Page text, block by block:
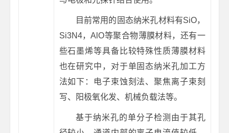
目前常用的固态纳米孔材料有SiO，
Si3N4，AlO等聚合物薄膜材料，还有一
些石墨烯等具备比较特殊性质薄膜材料
也在研究中，对于单固态纳米孔加工方
法如下：电子束蚀刻法、聚焦离子束刻
写、阳极氧化发、机械负载法等。
基于纳米孔的单分子检测由于其孔